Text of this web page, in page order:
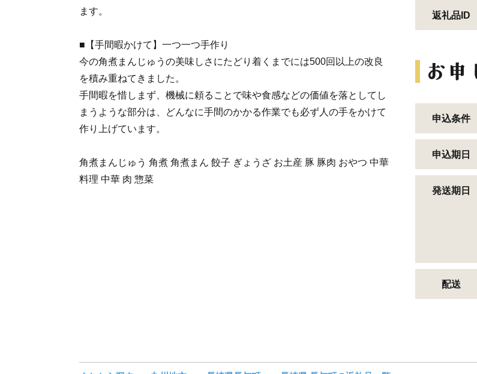
ます。
■【手間暇かけて】一つ一つ手作り
今の角煮まんじゅうの美味しさにたどり着くまでには500回以上の改良
を積み重ねてきました。
手間暇を惜しまず、機械に頼ることで味や食感などの価値を落としてし
まうような部分は、どんなに手間のかかる作業でも必ず人の手をかけて
作り上げています。
角煮まんじゅう 角煮 角煮まん 餃子 ぎょうざ お土産 豚 豚肉 おやつ 中華
料理 中華 肉 惣菜
返礼品ID
申込条件
申込期日
発送期日
配送